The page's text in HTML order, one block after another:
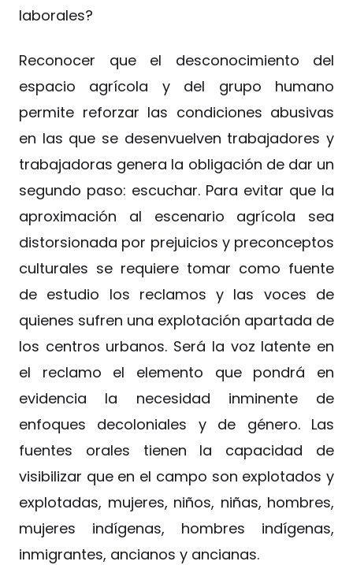
laborales?
Reconocer que el desconocimiento del
espacio agrícola y del grupo humano
permite reforzar las condiciones abusivas
en las que se desenvuelven trabajadores y
trabajadoras genera la obligación de dar un
segundo paso: escuchar. Para evitar que la
aproximación al escenario agrícola sea
distorsionada por prejuicios y preconceptos
culturales se requiere tomar como fuente
de estudio los reclamos y las voces de
quienes sufren una explotación apartada de
los centros urbanos. Será la voz latente en
el reclamo el elemento que pondrá en
evidencia la necesidad inminente de
enfoques decoloniales y de género. Las
fuentes orales tienen la capacidad de
visibilizar que en el campo son explotados y
explotadas, mujeres, niños, niñas, hombres,
mujeres indígenas, hombres indígenas,
inmigrantes, ancianos y ancianas.